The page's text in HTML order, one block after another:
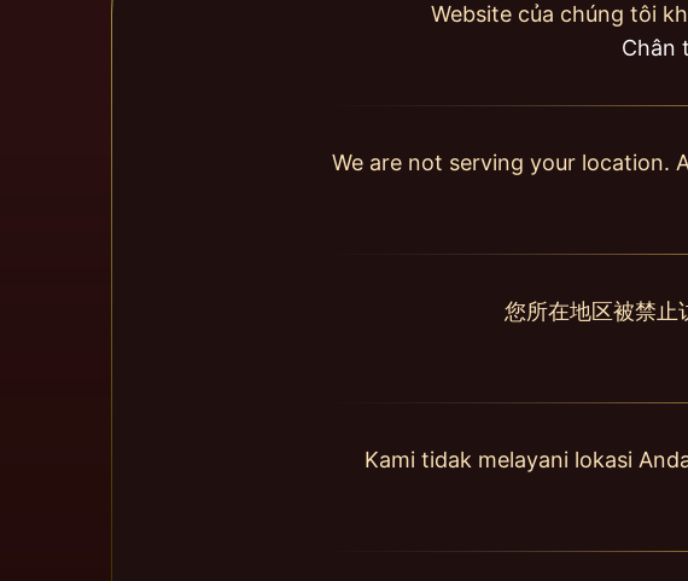
Website của chúng tôi
Chân
We are not serving your location.
您所在地区被禁止
Kami tidak melayani lokasi